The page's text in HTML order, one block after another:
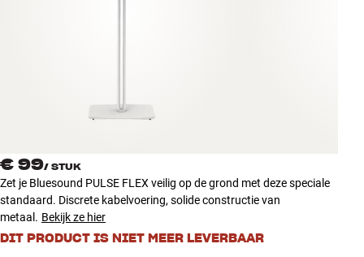
AANBIEDINGEN
Winkels
Klantenservice
€ 99/ STUK
Zet je Bluesound PULSE FLEX veilig op de grond met deze speciale
standaard. Discrete kabelvoering, solide constructie van
metaal. Bekijk ze hier
DIT PRODUCT IS NIET MEER LEVERBAAR